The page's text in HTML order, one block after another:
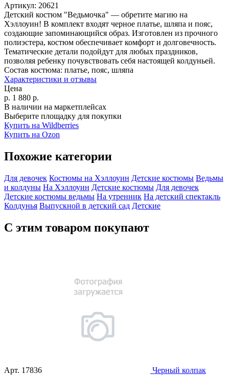
Артикул: 20621
Детский костюм "Ведьмочка" — обретите магию на
Хэллоуин! В комплект входят черное платье, шляпа и пояс,
создающие запоминающийся образ. Изготовлен из прочного
полиэстера, костюм обеспечивает комфорт и долговечность.
Тематические детали подойдут для любых праздников,
позволяя ребенку почувствовать себя настоящей колдуньей.
Состав костюма: платье, пояс, шляпа
Характеристики и отзывы
Цена
р. 1 880 р.
В наличии на маркетплейсах
Выберите площадку для покупки
Купить на Wildberries
Купить на Ozon
Похожие категории
Для девочек Костюмы на Хэллоуин Детские костюмы Ведьмы
и колдуны На Хэллоуин Детские костюмы Для девочек
Детские костюмы ведьмы На утренник На детский спектакль
Колдунья Выпускной в детский сад Детские
С этим товаром покупают
Арт. 17836
Черный колпак